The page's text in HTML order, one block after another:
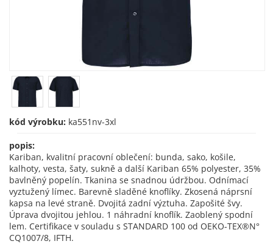
kód výrobku: ka551nv-3xl
popis:
Kariban, kvalitní pracovní oblečení: bunda, sako, košile,
kalhoty, vesta, šaty, sukně a další Kariban 65% polyester, 35%
bavlněný popelín. Tkanina se snadnou údržbou. Odnímací
vyztužený límec. Barevně sladěné knoflíky. Zkosená náprsní
kapsa na levé straně. Dvojitá zadní výztuha. Zapošité švy.
Úprava dvojitou jehlou. 1 náhradní knoflík. Zaoblený spodní
lem. Certifikace v souladu s STANDARD 100 od OEKO-TEX®N°
CQ1007/8, IFTH.